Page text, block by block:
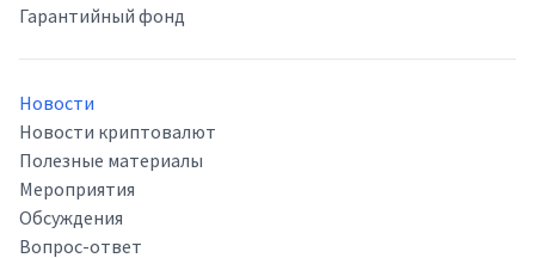
Гарантийный фонд
Новости
Новости криптовалют
Полезные материалы
Мероприятия
Обсуждения
Вопрос-ответ